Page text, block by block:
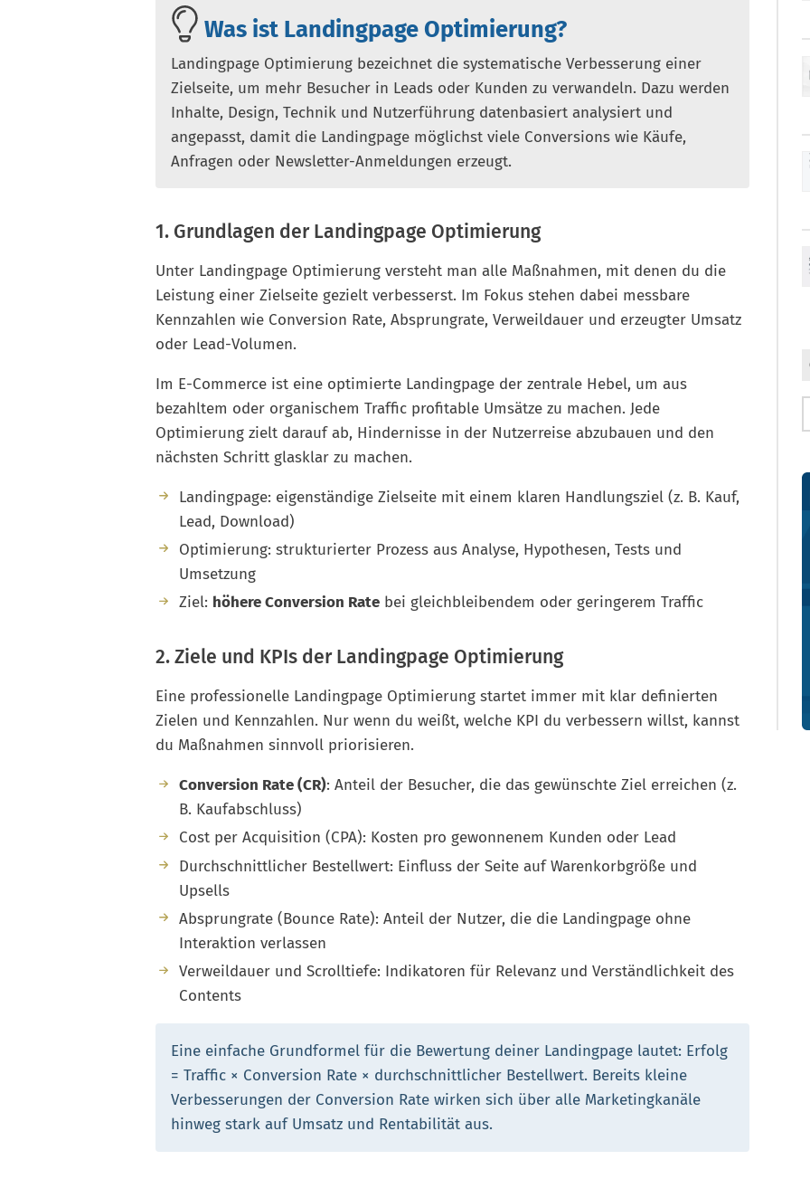
Was ist Landingpage Optimierung?
Landingpage Optimierung bezeichnet die systematische Verbesserung einer
Zielseite, um mehr Besucher in Leads oder Kunden zu verwandeln. Dazu werden
Inhalte, Design, Technik und Nutzerführung datenbasiert analysiert und
angepasst, damit die Landingpage möglichst viele Conversions wie Käufe,
Anfragen oder Newsletter-Anmeldungen erzeugt.
1. Grundlagen der Landingpage Optimierung
Unter Landingpage Optimierung versteht man alle Maßnahmen, mit denen du die
Leistung einer Zielseite gezielt verbesserst. Im Fokus stehen dabei messbare
Kennzahlen wie Conversion Rate, Absprungrate, Verweildauer und erzeugter Umsatz
oder Lead-Volumen.
Im E-Commerce ist eine optimierte Landingpage der zentrale Hebel, um aus
bezahltem oder organischem Traffic profitable Umsätze zu machen. Jede
Optimierung zielt darauf ab, Hindernisse in der Nutzerreise abzubauen und den
nächsten Schritt glasklar zu machen.
Landingpage: eigenständige Zielseite mit einem klaren Handlungsziel (z. B. Kauf,
Lead, Download)
Optimierung: strukturierter Prozess aus Analyse, Hypothesen, Tests und
Umsetzung
Ziel: höhere Conversion Ratebei gleichbleibendem oder geringerem Traffic
2. Ziele und KPIs der Landingpage Optimierung
Eine professionelle Landingpage Optimierung startet immer mit klar definierten
Zielen und Kennzahlen. Nur wenn du weißt, welche KPI du verbessern willst, kannst
du Maßnahmen sinnvoll priorisieren.
Conversion Rate (CR): Anteil der Besucher, die das gewünschte Ziel erreichen (z.
B. Kaufabschluss)
Cost per Acquisition (CPA): Kosten pro gewonnenem Kunden oder Lead
Durchschnittlicher Bestellwert: Einfluss der Seite auf Warenkorbgröße und
Upsells
Absprungrate (Bounce Rate): Anteil der Nutzer, die die Landingpage ohne
Interaktion verlassen
Verweildauer und Scrolltiefe: Indikatoren für Relevanz und Verständlichkeit des
Contents
Eine einfache Grundformel für die Bewertung deiner Landingpage lautet: Erfolg
= Traffic × Conversion Rate × durchschnittlicher Bestellwert. Bereits kleine
Verbesserungen der Conversion Rate wirken sich über alle Marketingkanäle
hinweg stark auf Umsatz und Rentabilität aus.